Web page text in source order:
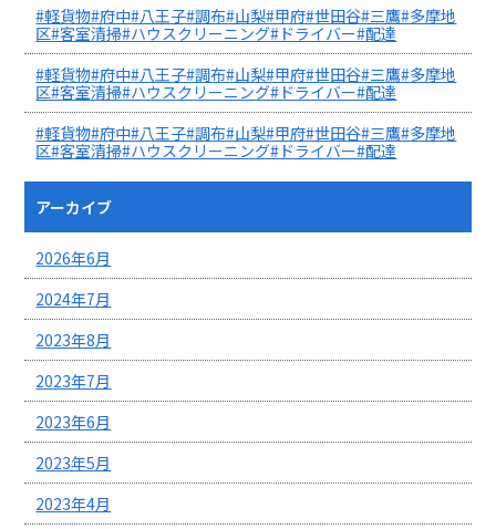
#軽貨物#府中#八王子#調布#山梨#甲府#世田谷#三鷹#多摩地
区#客室清掃#ハウスクリーニング#ドライバー#配達
#軽貨物#府中#八王子#調布#山梨#甲府#世田谷#三鷹#多摩地
区#客室清掃#ハウスクリーニング#ドライバー#配達
#軽貨物#府中#八王子#調布#山梨#甲府#世田谷#三鷹#多摩地
区#客室清掃#ハウスクリーニング#ドライバー#配達
アーカイブ
2026年6月
2024年7月
2023年8月
2023年7月
2023年6月
2023年5月
2023年4月